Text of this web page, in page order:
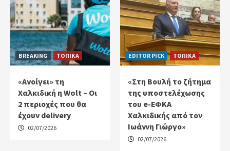
BREAKING ΤΟΠΙΚΑ
«Ανοίγει» τη
Χαλκιδική η Wolt – Οι
2 περιοχές που θα
έχουν delivery
02/07/2026
EDITOR PICK ΤΟΠΙΚΑ
«Στη Βουλή το ζήτημα
της υποστελέχωσης
του e-ΕΦΚΑ
Χαλκιδικής από τον
Ιωάννη Γιώργο»
02/07/2026